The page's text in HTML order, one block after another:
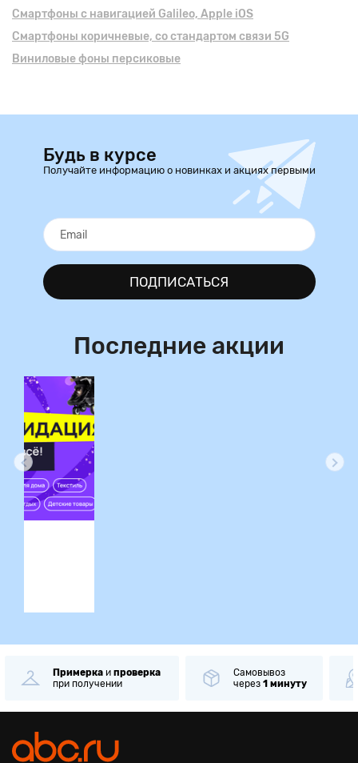
Смартфоны с навигацией Galileo, Apple iOS
Смартфоны коричневые, cо стандартом связи 5G
Виниловые фоны персиковые
Будь в курсе
Получайте информацию о новинках и акциях первыми
ПОДПИСАТЬСЯ
Последние акции
Самовывоз
через1 минуту
Более62 000
пунктов выдачи